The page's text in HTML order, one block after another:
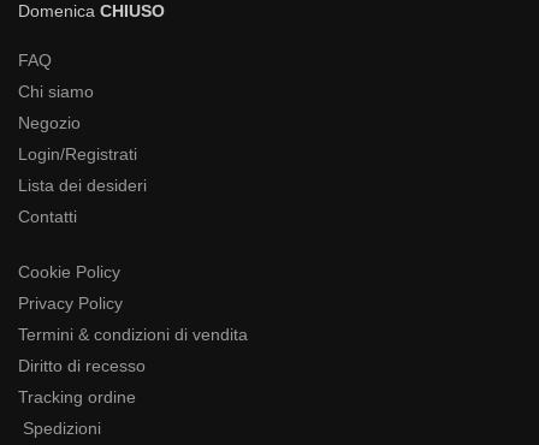
Domenica CHIUSO
FAQ
Chi siamo
Negozio
Login/Registrati
Lista dei desideri
Contatti
Cookie Policy
Privacy Policy
Termini & condizioni di vendita
Diritto di recesso
Tracking ordine
Spedizioni